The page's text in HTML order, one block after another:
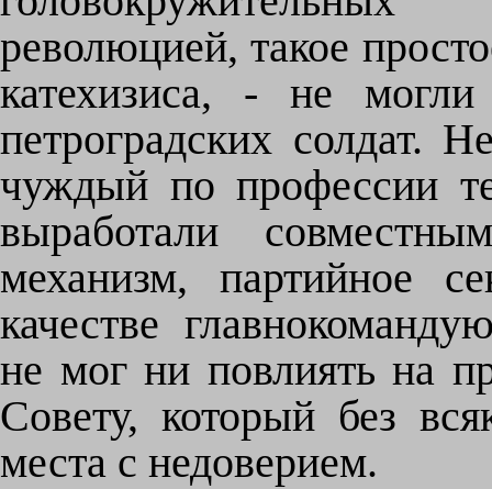
революцией, такое
катехизиса, - не
петроградских солдат.
чуждый по профессии
выработали
механизм, партийное
качестве
не мог ни повлиять на
Совету, который без
места с недоверием.